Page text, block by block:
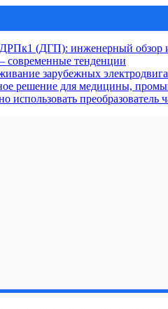
(ДГП): инженерный обзор
современные тенденции
зарубежных
решение для медицины,
преобразователь